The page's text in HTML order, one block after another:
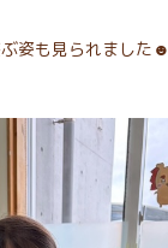
姿も見られました☻